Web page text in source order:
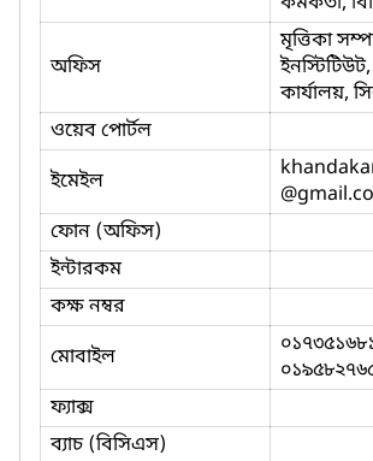
অফিস
মৃত্তিকা
কার্যালয়,
ওয়েব পোর্টল
ইমেইল
ফোন (অফিস)
ইন্টারকম
কক্ষ নম্বর
মোবাইল
ফ্যাক্স
ব্যাচ (বিসিএস)